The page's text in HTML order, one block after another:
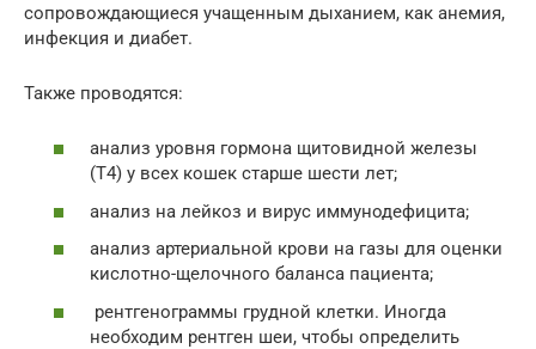
сопровождающиеся учащенным дыханием, как анемия,
инфекция и диабет.
Также проводятся:
анализ уровня гормона щитовидной железы
(Т4) у всех кошек старше шести лет;
анализ на лейкоз и вирус иммунодефицита;
анализ артериальной крови на газы для оценки
кислотно-щелочного баланса пациента;
рентгенограммы грудной клетки. Иногда
необходим рентген шеи, чтобы определить